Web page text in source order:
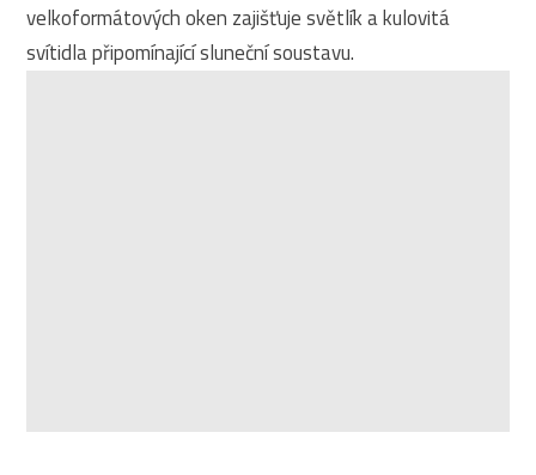
velkoformátových oken zajišťuje světlík a kulovitá
svítidla připomínající sluneční soustavu.